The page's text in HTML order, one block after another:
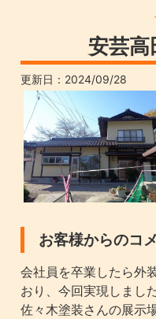
安芸
更新日： 2024/09/28
お客様からのコ
会社員を卒業したら外
おり、今回実現しました
佐々木塗装さんの展示